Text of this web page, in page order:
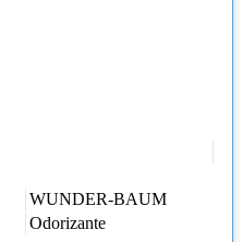
WUNDER-BAUM
Odorizante